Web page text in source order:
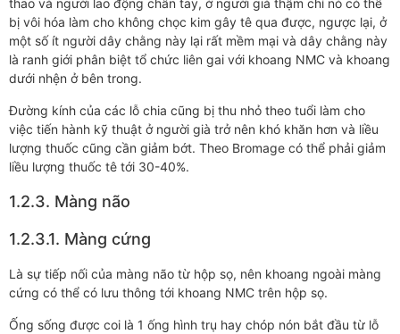
thao và người lao động chân tay, ở người già thậm chí nó có thể
bị vôi hóa làm cho không chọc kim gây tê qua được, ngược lại, ở
một số ít người dây chằng này lại rất mềm mại và dây chằng này
là ranh giới phân biệt tổ chức liên gai với khoang NMC và khoang
dưới nhện ở bên trong.
Đường kính của các lỗ chia cũng bị thu nhỏ theo tuổi làm cho
việc tiến hành kỹ thuật ở người già trở nên khó khăn hơn và liều
lượng thuốc cũng cần giảm bớt. Theo Bromage có thể phải giảm
liều lượng thuốc tê tới 30-40%.
1.2.3. Màng não
1.2.3.1. Màng cứng
Là sự tiếp nối của màng não từ hộp sọ, nên khoang ngoài màng
cứng có thể có lưu thông tới khoang NMC trên hộp sọ.
Ống sống được coi là 1 ống hình trụ hay chóp nón bắt đầu từ lỗ